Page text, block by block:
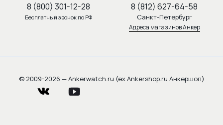
8 (800) 301-12-28
Бесплатный звонок по РФ
8 (812) 627-64-58
Санкт-Петербург
Адреса магазинов Анкер
© 2009-2026 — Ankerwatch.ru (ex Ankershop.ru Анкершоп)
vkontakte youtube